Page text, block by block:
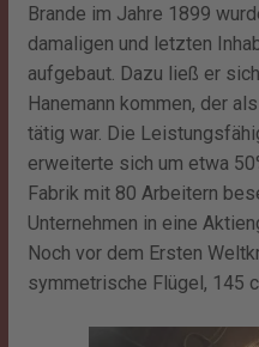
Brande im Jahre 1899
damaligen und letzten
aufgebaut. Dazu ließ er
Hanemann kommen, der
tätig war. Die
erweiterte sich um etwa
Fabrik mit 80 Arbeitern
Unternehmen in eine
Noch vor dem Ersten
symmetrische Flügel, 145